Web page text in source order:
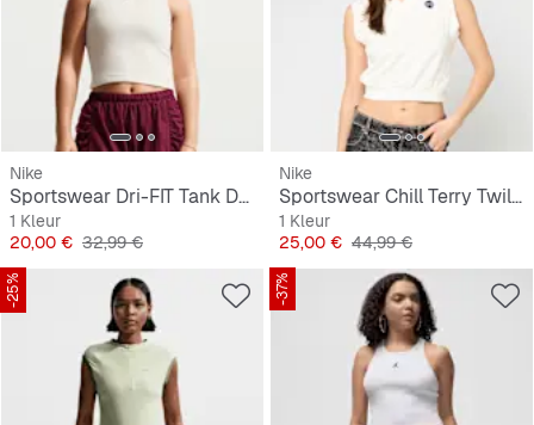
Nike
Sportswear Dri-FIT Tank Dance
1 Kleur
Prijs
20,00 € Originele Prijs
32,99 €
Nike
Sportswear Chill Terry Twill Tank
1 Kleur
Prijs
25,00 € Originele Prijs
44,99 €
-25% -37%